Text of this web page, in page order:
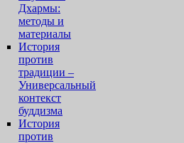
Дхармы:
методы и
материалы
История
против
традиции –
Универсальный
контекст
буддизма
История
против